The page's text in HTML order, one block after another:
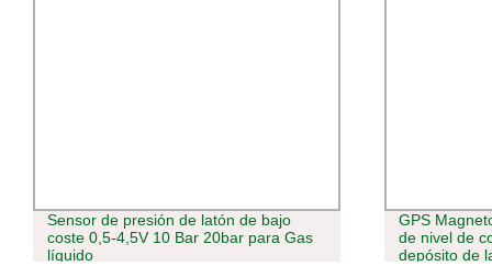
Sensor de presión de latón de bajo
coste 0,5-4,5V 10 Bar 20bar para Gas
líquido
GPS
de nivel de
depósito de